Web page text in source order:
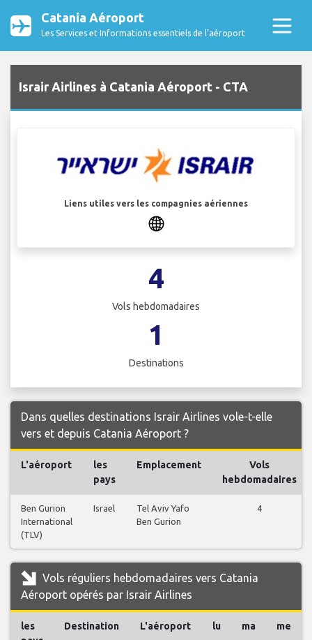
Catania Aéroport
Les Services et Informations essentiels de l’aéroport
Israir Airlines à Catania Aéroport - CTA
Liens utiles vers les compagnies aériennes
4
Vols hebdomadaires
1
Destinations
Dans quelles destinations Israir Airlines vole-t-elle
vers et depuis Catania Aéroport ?
L'aéroport
les
pays
Emplacement
Vols
hebdomadaires
Ben Gurion
International
(TLV)
Israel
Tel Aviv Yafo
Ben Gurion
4
Vols réguliers hebdomadaires vers Catania
Aéroport opérés par Israir Airlines
les
Destination L'aéroport lu ma me